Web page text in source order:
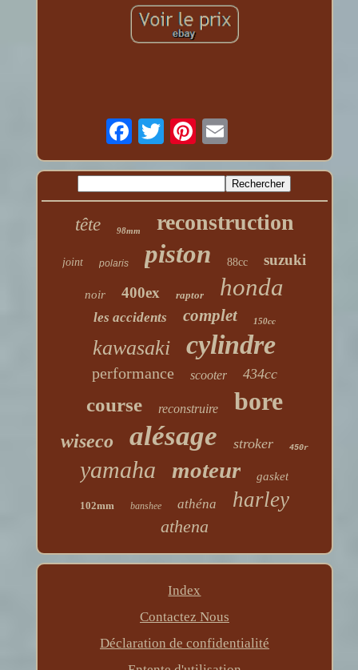
tête 98mm reconstruction
joint polaris piston 88cc suzuki
noir 400ex raptor honda
les accidents complet 150cc
kawasaki cylindre
performance scooter 434cc
course reconstruire bore
wiseco alésage stroker 450r
yamaha moteur gasket
102mm banshee athéna harley
athena
Index
Contactez Nous
Déclaration de confidentialité